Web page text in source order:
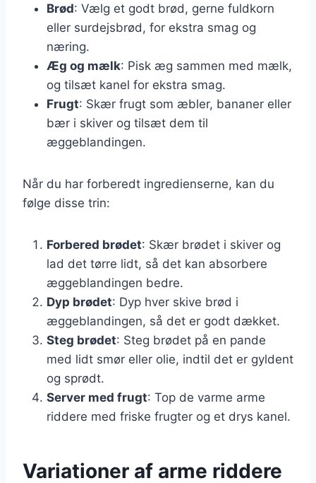
Brød: Vælg et godt brød, gerne fuldkorn
eller surdejsbrød, for ekstra smag og
næring.
Æg og mælk: Pisk æg sammen med mælk,
og tilsæt kanel for ekstra smag.
Frugt: Skær frugt som æbler, bananer eller
bær i skiver og tilsæt dem til
æggeblandingen.
Når du har forberedt ingredienserne, kan du
følge disse trin:
Forbered brødet: Skær brødet i skiver og
lad det tørre lidt, så det kan absorbere
æggeblandingen bedre.
Dyp brødet: Dyp hver skive brød i
æggeblandingen, så det er godt dækket.
Steg brødet: Steg brødet på en pande
med lidt smør eller olie, indtil det er gyldent
og sprødt.
Server med frugt: Top de varme arme
riddere med friske frugter og et drys kanel.
Variationer af arme riddere